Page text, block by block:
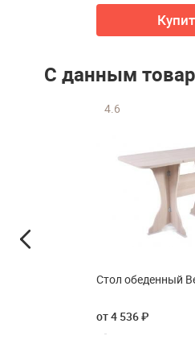
С данным
4.6
Стол обеденный
от 4 536 ₽